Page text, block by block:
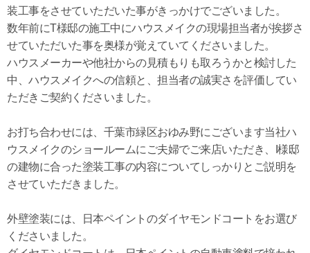
装工事をさせていただいた事がきっかけでございました。
数年前にT様邸の施工中にハウスメイクの現場担当者が挨拶さ
せていただいた事を奥様が覚えていてくださいました。
ハウスメーカーや他社からの見積もりも取ろうかと検討した
中、ハウスメイクへの信頼と、担当者の誠実さを評価してい
ただきご契約くださいました。
お打ち合わせには、千葉市緑区おゆみ野にございます当社ハ
ウスメイクのショールームにご夫婦でご来店いただき、I様邸
の建物に合った塗装工事の内容についてしっかりとご説明を
させていただきました。
外壁塗装には、日本ペイントのダイヤモンドコートをお選び
くださいました。